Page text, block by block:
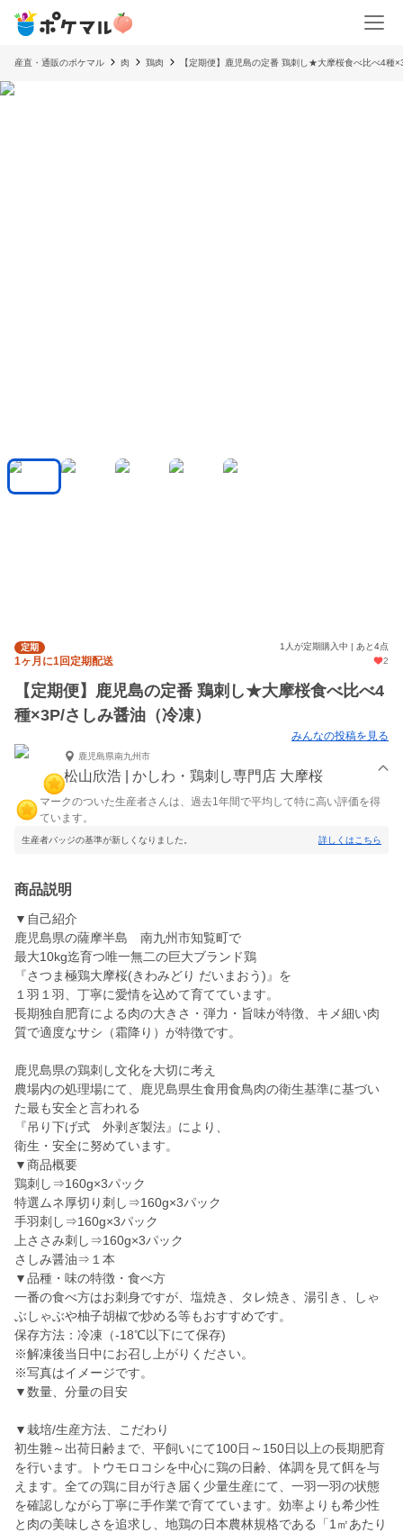
産直・通販のポケマル 肉 鶏肉 【定期便】鹿児島の定番 鶏刺し★大摩桜食べ比べ4種
定期 1人が定期購入中 | あと4点
1ヶ月に1回定期配送 2
【定期便】鹿児島の定番 鶏刺し★大摩桜食べ比べ4
種×3P/さしみ醤油（冷凍）
みんなの投稿を見る
鹿児島県南九州市
松山欣浩 | かしわ・鶏刺し専門店 大摩桜
マークのついた生産者さんは、過去1年間で平均して特に高い評価を得
ています。
生産者バッジの基準が新しくなりました。 詳しくはこちら
商品説明
▼自己紹介
鹿児島県の薩摩半島 南九州市知覧町で
最大10kg迄育つ唯一無二の巨大ブランド鶏
『さつま極鶏大摩桜(きわみどり だいまおう)』を
１羽１羽、丁寧に愛情を込めて育てています。
長期独自肥育による肉の大きさ・弾力・旨味が特徴、キメ細い肉
質で適度なサシ（霜降り）が特徴です。
鹿児島県の鶏刺し文化を大切に考え
農場内の処理場にて、鹿児島県生食用食鳥肉の衛生基準に基づい
た最も安全と言われる
『吊り下げ式 外剥ぎ製法』により、
衛生・安全に努めています。
▼商品概要
鶏刺し⇒160g×3パック
特選ムネ厚切り刺し⇒160g×3パック
手羽刺し⇒160g×3パック
上ささみ刺し⇒160g×3パック
さしみ醤油⇒１本
▼品種・味の特徴・食べ方
一番の食べ方はお刺身ですが、塩焼き、タレ焼き、湯引き、しゃ
ぶしゃぶや柚子胡椒で炒める等もおすすめです。
保存方法：冷凍（-18℃以下にて保存)
※解凍後当日中にお召し上がりください。
※写真はイメージです。
▼数量、分量の目安
▼栽培/生産方法、こだわり
初生雛～出荷日齢まで、平飼いにて100日～150日以上の長期肥育
を行います。トウモロコシを中心に鶏の日齢、体調を見て餌を与
えます。全ての鶏に目が行き届く少量生産にて、一羽一羽の状態
を確認しながら丁寧に手作業で育てています。効率よりも希少性
と肉の美味しさを追求し、地鶏の日本農林規格である「1㎡あたり